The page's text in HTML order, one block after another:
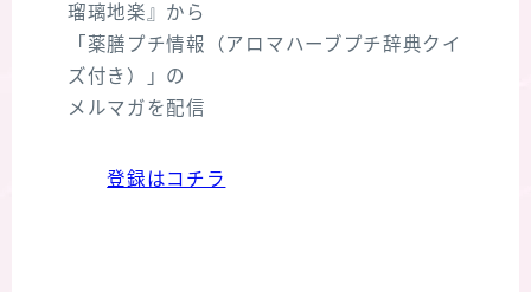
瑠璃地楽』から
「薬膳プチ情報（アロマハーブプチ辞典クイ
ズ付き）」の
メルマガを配信
登録はコチラ